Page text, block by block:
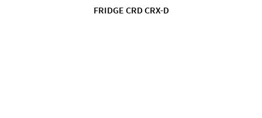
FRIDGE CRD CRX-D